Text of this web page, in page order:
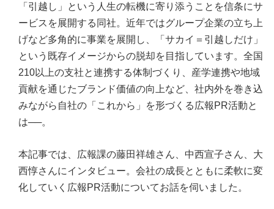
「引越し」という人生の転機に寄り添うことを信条にサ
ービスを展開する同社。近年ではグループ企業の立ち上
げなど多角的に事業を展開し、「サカイ＝引越しだけ」
という既存イメージからの脱却を目指しています。全国
210以上の支社と連携する体制づくり、産学連携や地域
貢献を通じたブランド価値の向上など、社内外を巻き込
みながら自社の「これから」を形づくる広報PR活動と
は──。
本記事では、広報課の藤田祥雄さん、中西宣子さん、大
西惇さんにインタビュー。会社の成長とともに柔軟に変
化していく広報PR活動についてお話を伺いました。